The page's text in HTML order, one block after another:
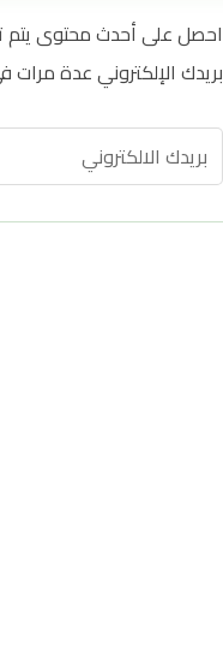
احصل على أحدث محتوى يتم
بريدك الإلكتروني عدة مرات